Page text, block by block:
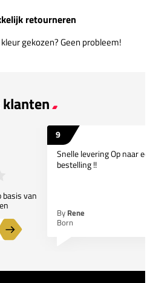
retourneren
gekozen? Geen probleem!
basis van
9
Snelle levering Op naar
bestelling !!
By Rene
Born